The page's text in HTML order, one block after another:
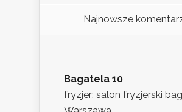
Najnowsze
Bagatela 10
fryzjer: salon fryzjerski